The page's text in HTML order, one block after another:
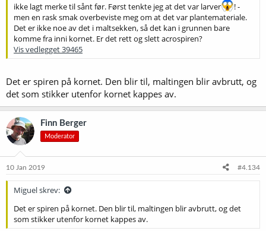
ikke lagt merke til sånt før. Først tenkte jeg at det var larver
! -
men en rask smak overbeviste meg om at det var plantemateriale.
Det er ikke noe av det i maltsekken, så det kan i grunnen bare
komme fra inni kornet. Er det rett og slett acrospiren?
Vis vedlegget 39465
Det er spiren på kornet. Den blir til, maltingen blir avbrutt, og
det som stikker utenfor kornet kappes av.
Finn Berger
Moderator
10 Jan 2019 #4.134
Miguel skrev:
Det er spiren på kornet. Den blir til, maltingen blir avbrutt, og det
som stikker utenfor kornet kappes av.